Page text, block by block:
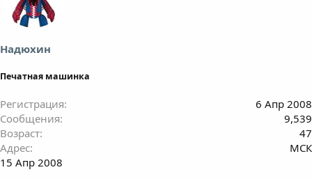
Надюхин
Печатная машинка
Регистрация
6 Апр 2008
Сообщения
9,539
Возраст
47
Адрес
МСК
15 Апр 2008